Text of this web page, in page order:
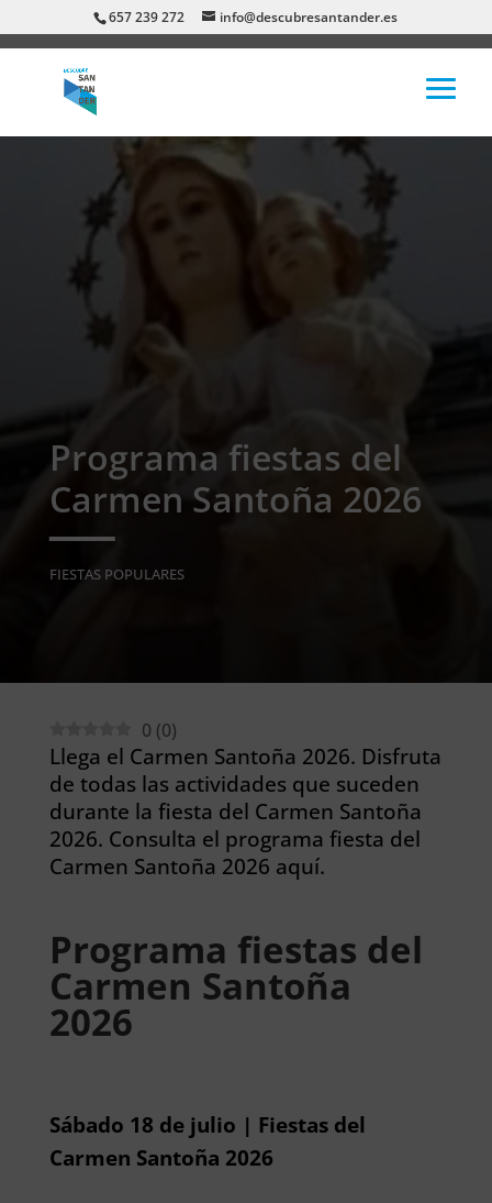
657 239 272 info@descubresantander.es
Programa fiestas del
Carmen Santoña 2026
FIESTAS POPULARES
0 (0)
Llega el Carmen Santoña 2026. Disfruta
de todas las actividades que suceden
durante la fiesta del Carmen Santoña
2026. Consulta el programa fiesta del
Carmen Santoña 2026 aquí.
Programa fiestas del
Carmen Santoña
2026
Sábado 18 de julio | Fiestas del
Carmen Santoña 2026